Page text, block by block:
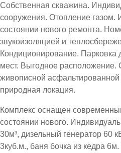
Собственная скважина.
сооружения. Отопление газом.
состоянии нового ремонта.
звукоизоляцией и
Кондиционирование. Парковка
мест. Выгодное расположение.
живописной асфальтированной
природная локация.
Комплекс оснащен
состоянии нового.
30м³, дизельный генератор 60
3куб.м., баня бочка из кедра